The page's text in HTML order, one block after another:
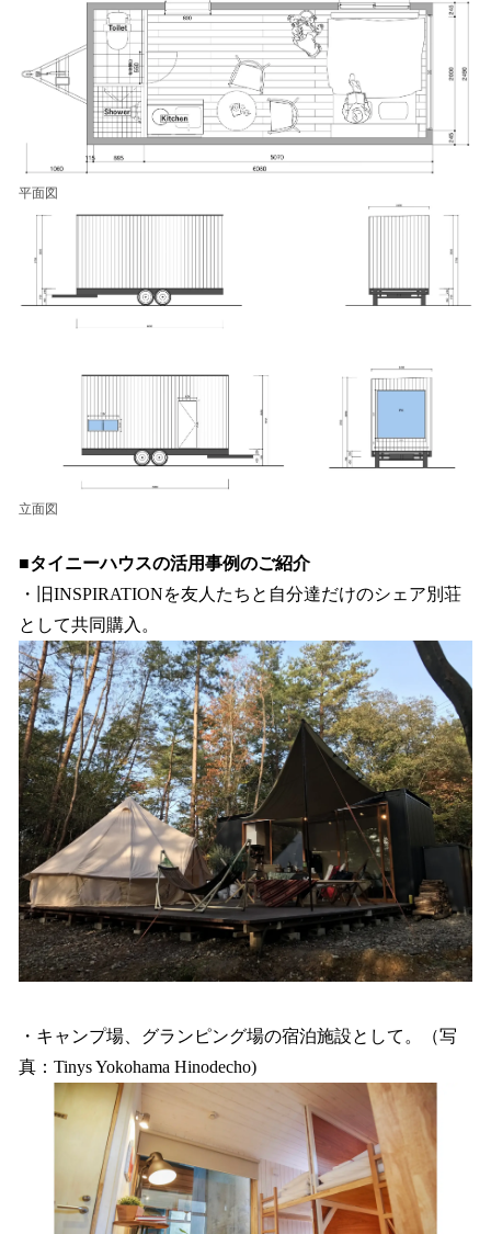
平面図
立面図
■タイニーハウスの活用事例のご紹介
・旧INSPIRATIONを友人たちと自分達だけのシェア別荘
として共同購入。
・キャンプ場、グランピング場の宿泊施設として。（写
真：Tinys Yokohama Hinodecho)